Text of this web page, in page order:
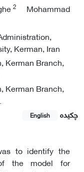
2
Mohammad
Kerman, Iran
Kerman Branch,
Kerman Branch,
چکیده
English
to identify the
the model for